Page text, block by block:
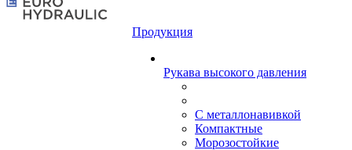
Продукция
Рукава высокого давления
С металлонавивкой
Компактные
Морозостойкие